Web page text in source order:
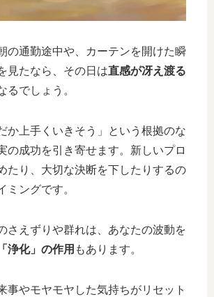
の通勤途中や、カーテンを開けた瞬
見たなら、その日は直感が冴え渡る
るでしょう。
か上手くいきそう」という根拠のな
の成功を引き寄せます。新しいプロ
たり、大切な決断を下したりするの
ミングです。
さえずりや群れは、あなたの波動を
「浄化」の作用 もあります。
事やモヤモヤした気持ちがリセット